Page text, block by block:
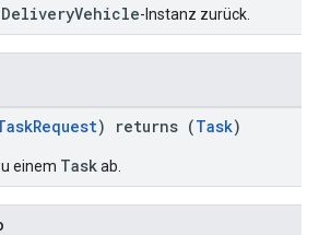
DeliveryVehicle-Instanz zurück.
) returns (Task)
einem Taskab.